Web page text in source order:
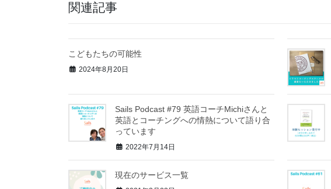
関連記事
こどもたちの可能性
2024年8月20日
Sails Podcast #79 英語コーチMichiさんと
英語とコーチングへの情熱について語り合
っています
2022年7月14日
現在のサービス一覧